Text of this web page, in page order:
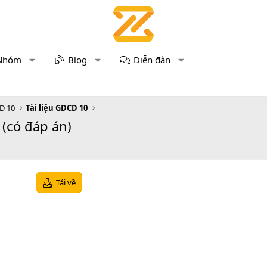
Blog Diễn đàn
10 Tài liệu GDCD 10
đáp án)
Tải về